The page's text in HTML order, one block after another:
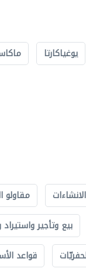
يوغياكارتا
مقاولو
بيع وتأجير
قواعد